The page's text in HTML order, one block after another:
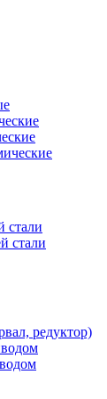
стали
стали
редуктор)